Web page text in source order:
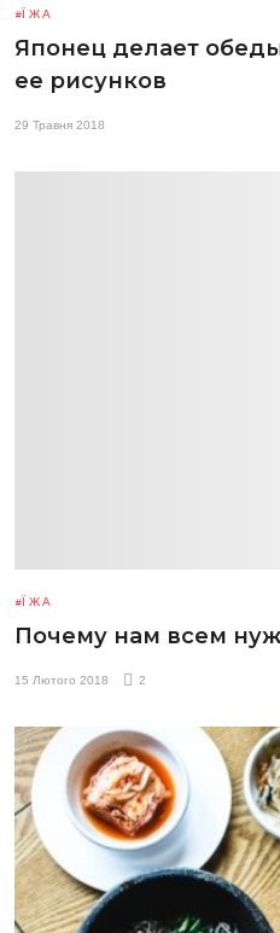
ЇЖА
Японец делает
ее рисунков
29 Травня 2018
ЇЖА
Почему нам всем
15 Лютого 2018 2